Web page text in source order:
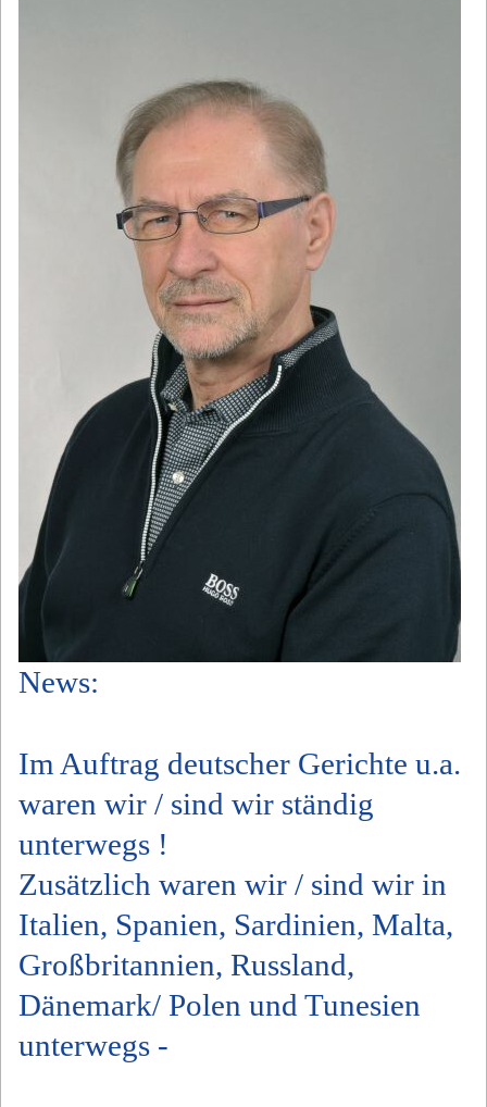
News:
Im Auftrag deutscher Gerichte u.a.
waren wir / sind wir ständig
unterwegs !
Zusätzlich waren wir / sind wir in
Italien, Spanien, Sardinien, Malta,
Großbritannien, Russland,
Dänemark/ Polen und Tunesien
unterwegs -